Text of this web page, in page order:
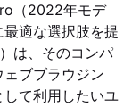
（2022年モデ
適な選択肢を提
は、そのコンパ
ブブラウジン
て利用したいユ